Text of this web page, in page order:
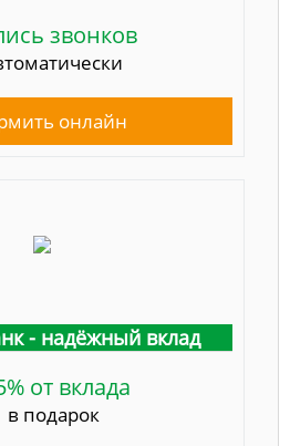
звонков
онлайн
- надёжный вклад
от вклада
в подарок